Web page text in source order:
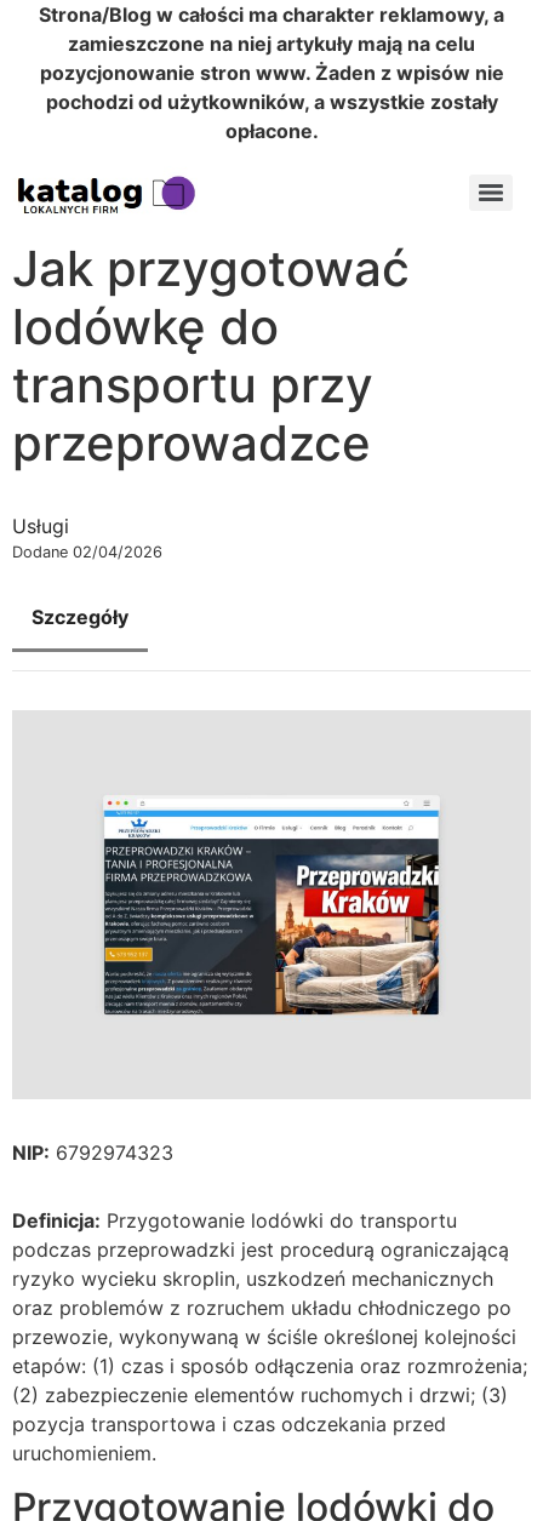
Strona/Blog w całości ma charakter reklamowy, a
zamieszczone na niej artykuły mają na celu
pozycjonowanie stron www. Żaden z wpisów nie
pochodzi od użytkowników, a wszystkie zostały
opłacone.
Jak przygotować
lodówkę do
transportu przy
przeprowadzce
Usługi
Dodane 02/04/2026
Szczegóły
NIP: 6792974323
Definicja: Przygotowanie lodówki do transportu
podczas przeprowadzki jest procedurą ograniczającą
ryzyko wycieku skroplin, uszkodzeń mechanicznych
oraz problemów z rozruchem układu chłodniczego po
przewozie, wykonywaną w ściśle określonej kolejności
etapów: (1) czas i sposób odłączenia oraz rozmrożenia;
(2) zabezpieczenie elementów ruchomych i drzwi; (3)
pozycja transportowa i czas odczekania przed
uruchomieniem.
Przygotowanie lodówki do